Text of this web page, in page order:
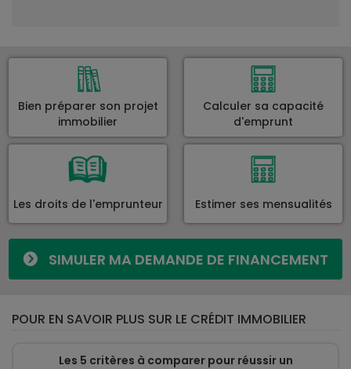
Bien préparer son projet
immobilier
Calculer sa capacité
d'emprunt
Les droits de l'emprunteur Estimer ses mensualités
SIMULER MA DEMANDE DE FINANCEMENT
POUR EN SAVOIR PLUS SUR LE CRÉDIT IMMOBILIER
Les 5 critères à comparer pour réussir un